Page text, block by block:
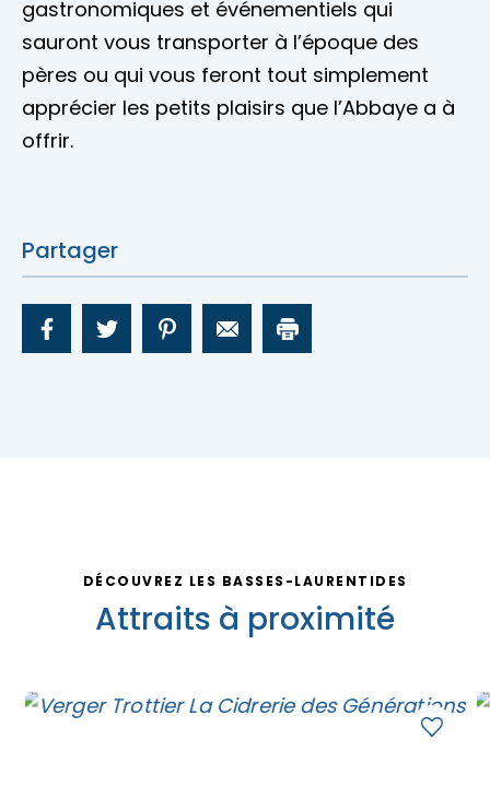
gastronomiques et événementiels qui
sauront vous transporter à l’époque des
pères ou qui vous feront tout simplement
apprécier les petits plaisirs que l’Abbaye a à
offrir.
Partager
DÉCOUVREZ LES BASSES-LAURENTIDES
Attraits à proximité